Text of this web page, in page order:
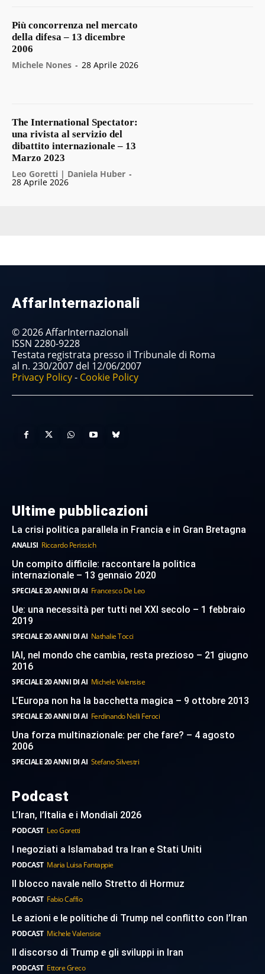
Più concorrenza nel mercato
della difesa – 13 dicembre
2006
Michele Nones - 28 Aprile 2026
The International Spectator:
una rivista al servizio del
dibattito internazionale – 13
Marzo 2023
Leo Goretti | Daniela Huber -
28 Aprile 2026
AffarInternazionali
© 2026 AffarInternazionali
ISSN 2280-9228
Testata registrata presso il Tribunale di Roma
al n. 230/2007 del 12/06/2007
Privacy Policy- Cookie Policy
Ultime pubblicazioni
La crisi politica parallela in Francia e in Gran Bretagna
ANALISI Riccardo Perissich
Un compito difficile: raccontare la politica
internazionale – 13 gennaio 2020
SPECIALE 20 ANNI DI AI Francesco De Leo
Ue: una necessità per tutti nel XXI secolo – 1 febbraio
2019
SPECIALE 20 ANNI DI AI Nathalie Tocci
IAI, nel mondo che cambia, resta prezioso – 21 giugno
2016
SPECIALE 20 ANNI DI AI Michele Valensise
L’Europa non ha la bacchetta magica – 9 ottobre 2013
SPECIALE 20 ANNI DI AI Ferdinando Nelli Feroci
Una forza multinazionale: per che fare? – 4 agosto
2006
SPECIALE 20 ANNI DI AI Stefano Silvestri
Podcast
L’Iran, l’Italia e i Mondiali 2026
PODCAST Leo Goretti
I negoziati a Islamabad tra Iran e Stati Uniti
PODCAST Maria Luisa Fantappie
Il blocco navale nello Stretto di Hormuz
PODCAST Fabio Caffio
Le azioni e le politiche di Trump nel conflitto con l’Iran
PODCAST Michele Valensise
Il discorso di Trump e gli sviluppi in Iran
PODCAST Ettore Greco